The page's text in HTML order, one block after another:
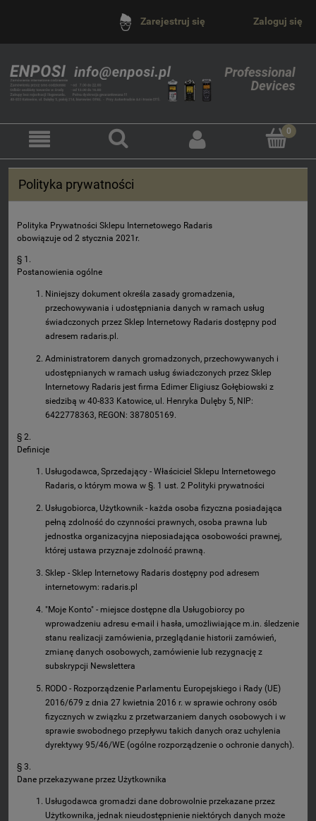
Zarejestruj się Zaloguj się
Polityka prywatności
Polityka Prywatności Sklepu Internetowego Radaris
obowiązuje od 2 stycznia 2021r.
§ 1.
Postanowienia ogólne
Niniejszy dokument określa zasady gromadzenia,
przechowywania i udostępniania danych w ramach usług
świadczonych przez Sklep Internetowy Radaris dostępny pod
adresem radaris.pl.
Administratorem danych gromadzonych, przechowywanych i
udostępnianych w ramach usług świadczonych przez Sklep
Internetowy Radaris jest firma Edimer Eligiusz Gołębiowski z
siedzibą w 40-833 Katowice, ul. Henryka Dulęby 5, NIP:
6422778363, REGON: 387805169.
§ 2.
Definicje
Usługodawca, Sprzedający - Właściciel Sklepu Internetowego
Radaris, o którym mowa w §. 1 ust. 2 Polityki prywatności
Usługobiorca, Użytkownik - każda osoba fizyczna posiadająca
pełną zdolność do czynności prawnych, osoba prawna lub
jednostka organizacyjna nieposiadająca osobowości prawnej,
której ustawa przyznaje zdolność prawną.
Sklep - Sklep Internetowy Radaris dostępny pod adresem
internetowym: radaris.pl
"Moje Konto" - miejsce dostępne dla Usługobiorcy po
wprowadzeniu adresu e-mail i hasła, umożliwiające m.in. śledzenie
stanu realizacji zamówienia, przeglądanie historii zamówień,
zmianę danych osobowych, zamówienie lub rezygnację z
subskrypcji Newslettera
RODO - Rozporządzenie Parlamentu Europejskiego i Rady (UE)
2016/679 z dnia 27 kwietnia 2016 r. w sprawie ochrony osób
fizycznych w związku z przetwarzaniem danych osobowych i w
sprawie swobodnego przepływu takich danych oraz uchylenia
dyrektywy 95/46/WE (ogólne rozporządzenie o ochronie danych).
§ 3.
Dane przekazywane przez Użytkownika
Usługodawca gromadzi dane dobrowolnie przekazane przez
Użytkownika, jednak nieudostępnienie niektórych danych może